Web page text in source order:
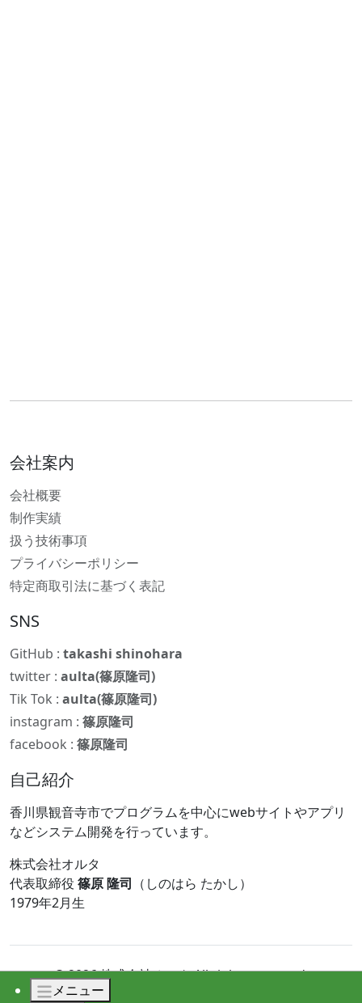
会社案内
会社概要
制作実績
扱う技術事項
プライバシーポリシー
特定商取引法に基づく表記
SNS
GitHub : takashi shinohara
twitter : aulta(篠原隆司)
Tik Tok : aulta(篠原隆司)
instagram : 篠原隆司
facebook : 篠原隆司
自己紹介
香川県観音寺市でプログラムを中心にwebサイトやアプリ
などシステム開発を行っています。
株式会社オルタ
代表取締役 篠原 隆司 （しのはら たかし）
1979年2月生
© 2026 株式会社オルタ All rights reserved.
メニュー